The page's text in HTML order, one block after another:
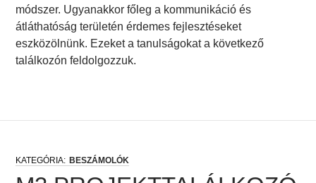
módszer. Ugyanakkor főleg a kommunikáció és
átláthatóság területén érdemes fejlesztéseket
eszközölnünk. Ezeket a tanulságokat a következő
találkozón feldolgozzuk.
BESZÁMOLÓK